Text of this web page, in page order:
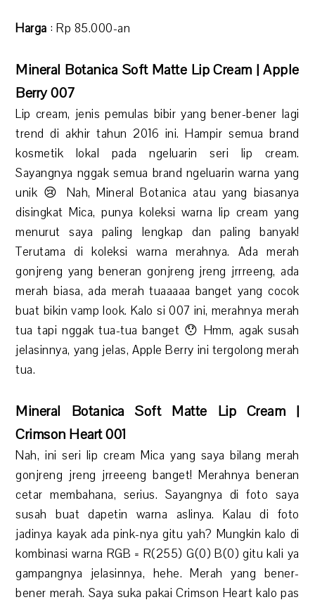
Harga : Rp 85.000-an
Mineral Botanica Soft Matte Lip Cream | Apple
Berry 007
Lip cream, jenis pemulas bibir yang bener-bener lagi
trend di akhir tahun 2016 ini. Hampir semua brand
kosmetik lokal pada ngeluarin seri lip cream.
Sayangnya nggak semua brand ngeluarin warna yang
unik 😢 Nah, Mineral Botanica atau yang biasanya
disingkat Mica, punya koleksi warna lip cream yang
menurut saya paling lengkap dan paling banyak!
Terutama di koleksi warna merahnya. Ada merah
gonjreng yang beneran gonjreng jreng jrrreeng, ada
merah biasa, ada merah tuaaaaa banget yang cocok
buat bikin vamp look. Kalo si 007 ini, merahnya merah
tua tapi nggak tua-tua banget 😯 Hmm, agak susah
jelasinnya, yang jelas, Apple Berry ini tergolong merah
tua.
Mineral Botanica Soft Matte Lip Cream |
Crimson Heart 001
Nah, ini seri lip cream Mica yang saya bilang merah
gonjreng jreng jrreeeng banget! Merahnya beneran
cetar membahana, serius. Sayangnya di foto saya
susah buat dapetin warna aslinya. Kalau di foto
jadinya kayak ada pink-nya gitu yah? Mungkin kalo di
kombinasi warna RGB = R(255) G(0) B(0) gitu kali ya
gampangnya jelasinnya, hehe. Merah yang bener-
bener merah. Saya suka pakai Crimson Heart kalo pas